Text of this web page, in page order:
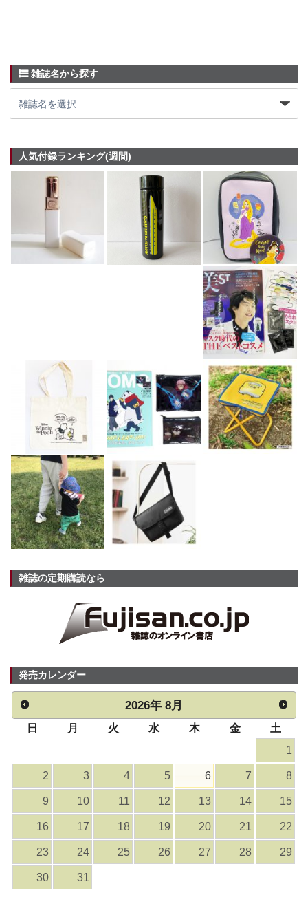
雑誌名から探す
人気付録ランキング(週間)
雑誌の定期購読なら
発売カレンダー
2026年 8月
日 月 火 水 木 金
土
1
2 3 4 5 6 7 8
9 10 11 12 13 14 15
16 17 18 19 20 21 22
23 24 25 26 27 28 29
30 31